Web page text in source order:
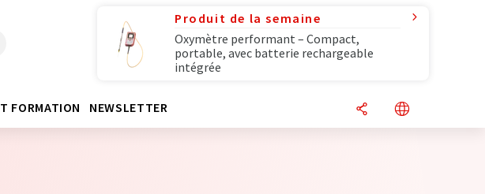
Produit de la semaine
Oxymètre performant – Compact,
portable, avec batterie rechargeable
intégrée
FORMATION NEWSLETTER